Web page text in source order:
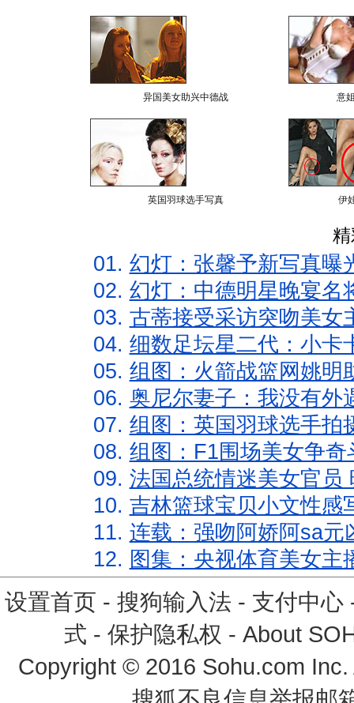
异国美女助兴中德战 意
英国羽球选手写真 伊
01. 幻灯：张馨予新写真曝
02. 幻灯：中德明星晚宴名
03. 古蒂接受采访突吻美女
04. 细数足坛星二代：小卡
05. 组图：火箭战篮网姚明
06. 奥尼尔妻子：我没有外
07. 组图：英国羽球选手拍
08. 组图：F1围场美女争
09. 法国总统情迷美女官员
10. 吉林篮球宝贝小文性感
11. 连载：强吻阿娇阿sa元
12. 图集：央视体育美女主
设置首页 - 搜狗输入法 - 支付中心
式 - 保护隐私权 - About
Copyright © 2016 Sohu.com